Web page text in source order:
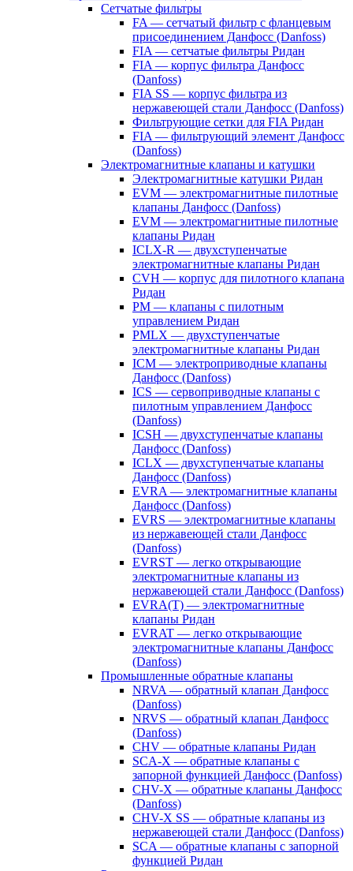
Сетчатые фильтры
FA — сетчатый фильтр с фланцевым
присоединением Данфосс (Danfoss)
FIA — сетчатые фильтры Ридан
FIA — корпус фильтра Данфосс
(Danfoss)
FIA SS — корпус фильтра из
нержавеющей стали Данфосс (Danfoss)
Фильтрующие сетки для FIA Ридан
FIA — фильтрующий элемент Данфосс
(Danfoss)
Электромагнитные клапаны и катушки
Электромагнитные катушки Ридан
EVM — электромагнитные пилотные
клапаны Данфосс (Danfoss)
EVM — электромагнитные пилотные
клапаны Ридан
ICLX-R — двухступенчатые
электромагнитные клапаны Ридан
CVH — корпус для пилотного клапана
Ридан
PM — клапаны с пилотным
управлением Ридан
PMLX — двухступенчатые
электромагнитные клапаны Ридан
ICM — электроприводные клапаны
Данфосс (Danfoss)
ICS — сервоприводные клапаны с
пилотным управлением Данфосс
(Danfoss)
ICSH — двухступенчатые клапаны
Данфосс (Danfoss)
ICLX — двухступенчатые клапаны
Данфосс (Danfoss)
EVRA — электромагнитные клапаны
Данфосс (Danfoss)
EVRS — электромагнитные клапаны
из нержавеющей стали Данфосс
(Danfoss)
EVRST — легко открывающие
электромагнитные клапаны из
нержавеющей стали Данфосс (Danfoss)
EVRA(T) — электромагнитные
клапаны Ридан
EVRAT — легко открывающие
электромагнитные клапаны Данфосс
(Danfoss)
Промышленные обратные клапаны
NRVA — обратный клапан Данфосс
(Danfoss)
NRVS — обратный клапан Данфосс
(Danfoss)
CHV — обратные клапаны Ридан
SCA-X — обратные клапаны с
запорной функцией Данфосс (Danfoss)
CHV-X — обратные клапаны Данфосс
(Danfoss)
CHV-X SS — обратные клапаны из
нержавеющей стали Данфосс (Danfoss)
SCA — обратные клапаны с запорной
функцией Ридан